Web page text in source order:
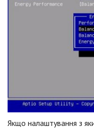
Якщо налаштування з